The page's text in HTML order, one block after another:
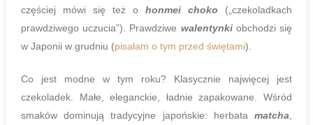
częściej mówi się też o honmei choko („czekoladkach
prawdziwego uczucia”). Prawdziwe walentynkiobchodzi się
w Japonii w grudniu (pisałam o tym przed świętami).
Co jest modne w tym roku? Klasycznie najwięcej jest
czekoladek. Małe, eleganckie, ładnie zapakowane. Wśród
smaków dominują tradycyjne japońskie: herbata matcha